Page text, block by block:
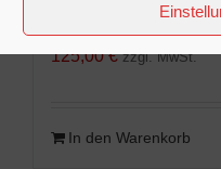
Produkt
125,00€ zzgl. MwSt.
In den Warenkorb